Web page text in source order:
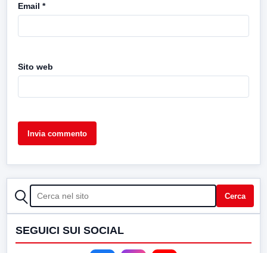
Email *
Sito web
CERCA Cerca
SEGUICI SUI SOCIAL